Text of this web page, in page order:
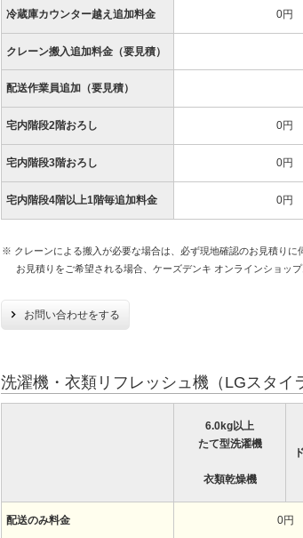
冷蔵庫カウンター越え追加料金 0円
クレーン搬入追加料金（要見積）
配送作業員追加（要見積）
宅内階段2階おろし 0円
宅内階段3階おろし 0円
宅内階段4階以上1階毎追加料金 0円
※ クレーンによる搬入が必要な場合は、必ず現地確認のお見積りに
お見積りをご希望される場合、ケーズデンキ オンラインショッ
お問い合わせをする
洗濯機・衣類リフレッシュ機（LGスタイ
6.0kg以上
たて型洗濯機
衣類乾燥機
配送のみ料金 0円